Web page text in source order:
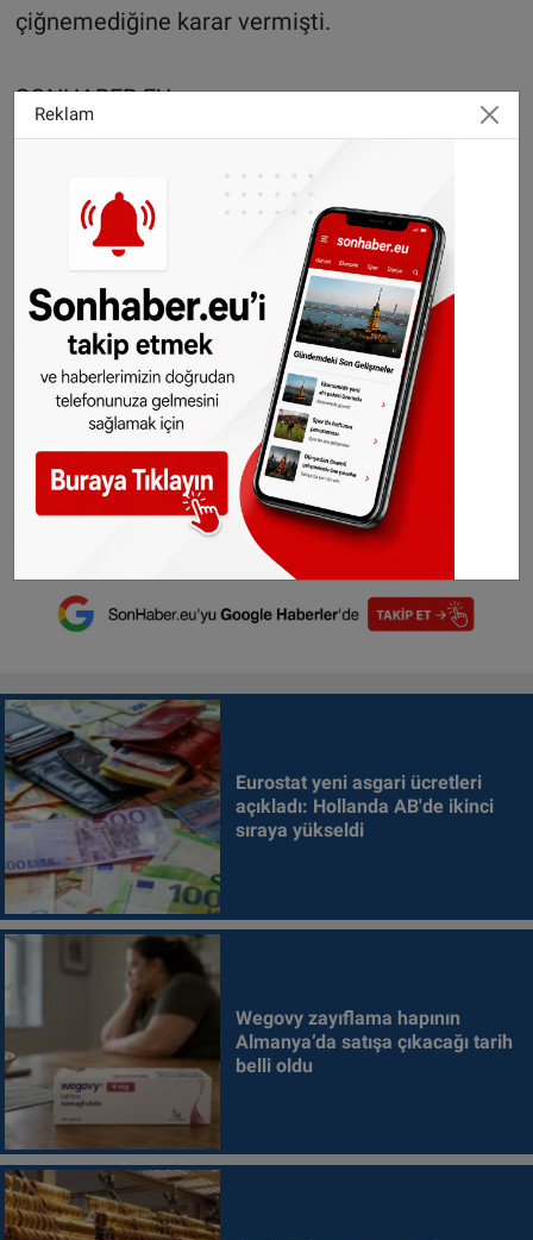
çiğnemediğine karar vermişti.
SONHABER.EU
Eurostat yeni asgari ücretleri
açıkladı: Hollanda AB'de ikinci
sıraya yükseldi
Wegovy zayıflama hapının
Almanya’da satışa çıkacağı tarih
belli oldu
Reklam